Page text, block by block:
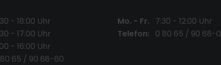
- 18:00 Uhr
- 17:00 Uhr
- 16:00 Uhr
65 / 90 68-60
Mo. - Fr.
7:30 - 12:00 Uhr
Telefon:
0 80 65 / 90 68-0